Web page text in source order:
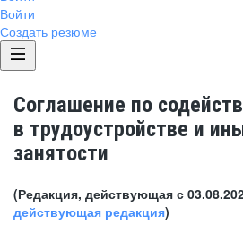
Войти
Создать резюме
Соглашение по
в трудоустройстве и
занятости
(Редакция, действующая с
действующая редакция)